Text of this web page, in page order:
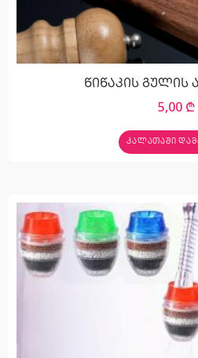
წიწაკის გულის
5,00 ₾
ᲙᲐᲚᲐᲗᲐᲨᲘ